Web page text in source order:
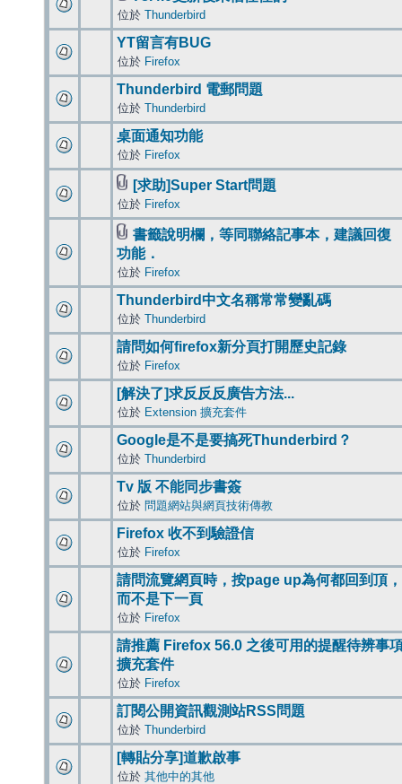
位於 Thunderbird
YT留言有BUG
位於 Firefox
Thunderbird 電郵問題
位於 Thunderbird
桌面通知功能
位於 Firefox
[求助]Super Start問題
位於 Firefox
書籤說明欄，等同聯絡記事本，建議回復
功能．
位於 Firefox
Thunderbird中文名稱常常變亂碼
位於 Thunderbird
請問如何firefox新分頁打開歷史記錄
位於 Firefox
[解決了]求反反反廣告方法...
位於 Extension 擴充套件
Google是不是要搞死Thunderbird？
位於 Thunderbird
Tv 版 不能同步書簽
位於 問題網站與網頁技術傳教
Firefox 收不到驗證信
位於 Firefox
請問流覽網頁時，按page up為何都回到頂，
而不是下一頁
位於 Firefox
請推薦 Firefox 56.0 之後可用的提醒待辨事
擴充套件
位於 Firefox
訂閱公開資訊觀測站RSS問題
位於 Thunderbird
[轉貼分享]道歉啟事
位於 其他中的其他